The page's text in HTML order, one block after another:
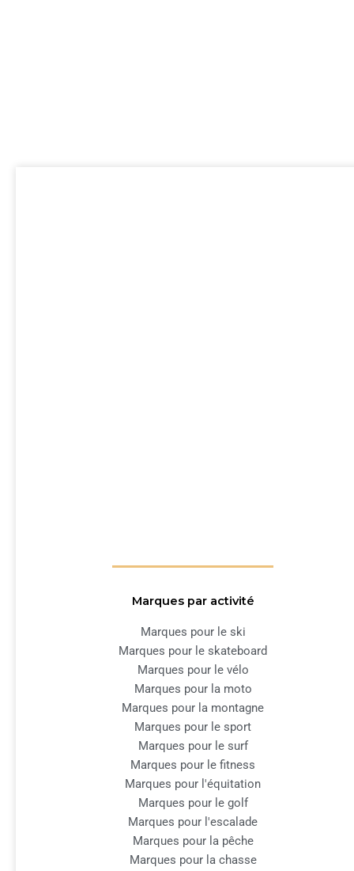
Marques par activité
Marques pour le ski
Marques pour le skateboard
Marques pour le vélo
Marques pour la moto
Marques pour la montagne
Marques pour le sport
Marques pour le surf
Marques pour le fitness
Marques pour l'équitation
Marques pour le golf
Marques pour l'escalade
Marques pour la pêche
Marques pour la chasse